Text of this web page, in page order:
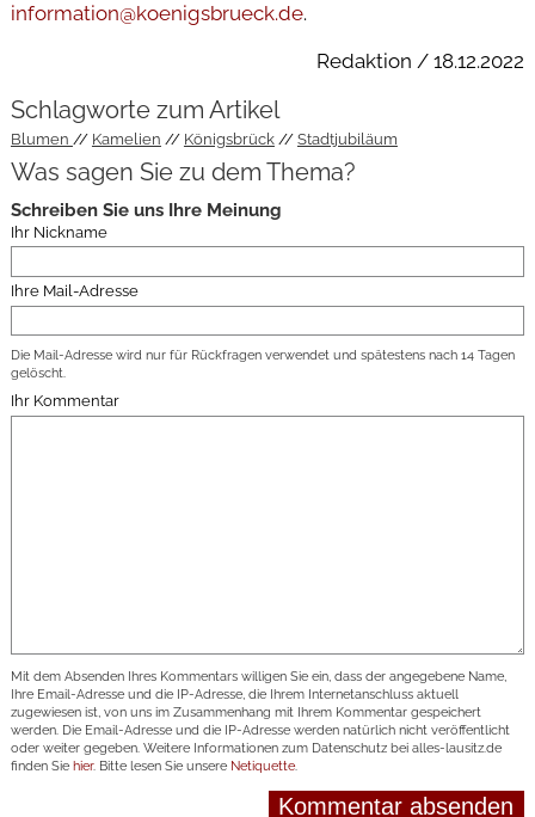
information@koenigsbrueck.de.
Redaktion / 18.12.2022
Schlagworte zum Artikel
Blumen Kamelien Königsbrück Stadtjubiläum
Was sagen Sie zu dem Thema?
Schreiben Sie uns Ihre Meinung
Ihr Nickname
Ihre Mail-Adresse
Die Mail-Adresse wird nur für Rückfragen verwendet und spätestens nach 14 Tagen
gelöscht.
Ihr Kommentar
Mit dem Absenden Ihres Kommentars willigen Sie ein, dass der angegebene Name,
Ihre Email-Adresse und die IP-Adresse, die Ihrem Internetanschluss aktuell
zugewiesen ist, von uns im Zusammenhang mit Ihrem Kommentar gespeichert
werden. Die Email-Adresse und die IP-Adresse werden natürlich nicht veröffentlicht
oder weiter gegeben. Weitere Informationen zum Datenschutz bei alles-lausitz.de
finden Sie hier. Bitte lesen Sie unsere Netiquette.